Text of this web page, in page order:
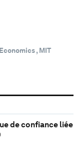
, MIT
de confiance liée